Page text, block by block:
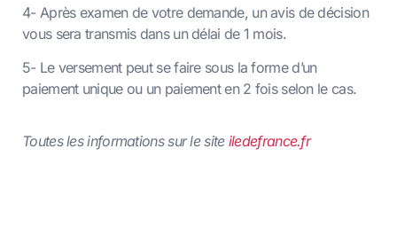
4- Après examen de votre demande, un avis de décision
vous sera transmis dans un délai de 1 mois.
5- Le versement peut se faire sous la forme d’un
paiement unique ou un paiement en 2 fois selon le cas.
Toutes les informations sur le site iledefrance.fr